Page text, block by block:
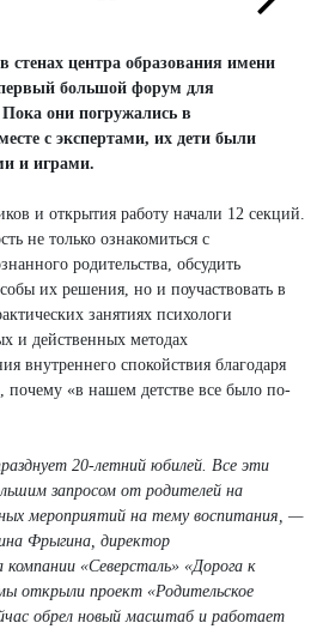
Next
центра образования имени
большой форум для
они погружались в
с экспертами, их дети были
и играми.
и открытия работу начали 12 секций.
не только ознакомиться с
родительства, обсудить
их решения, но и поучаствовать в
занятиях психологи
и действенных методах
внутреннего спокойствия благодаря
почему «в нашем детстве все было по-
20-летний юбилей. Все эти
запросом от родителей на
мероприятий на тему воспитания, —
Фрыгина, директор
компании «Северсталь» «Дорога к
открыли проект «Родительское
обрел новый масштаб и работает